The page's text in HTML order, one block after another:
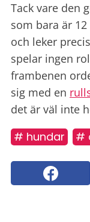
Tack vare den
som bara är
och leker
spelar ingen
frambenen
sig med en
det är väl inte
# hundar #